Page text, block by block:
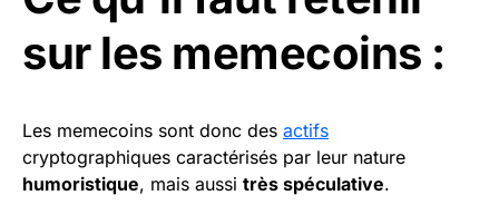
sur les memecoins :
Les memecoins sont donc des actifs
cryptographiques caractérisés par leur nature
humoristique, mais aussi très spéculative.